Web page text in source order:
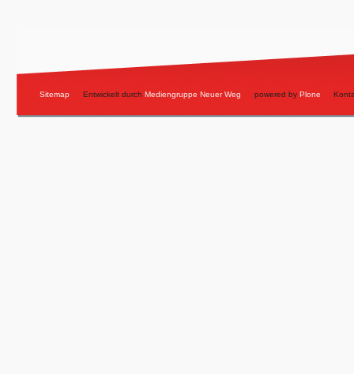
Sitemap Entwickelt durch Mediengruppe Neuer Weg powered by Plone